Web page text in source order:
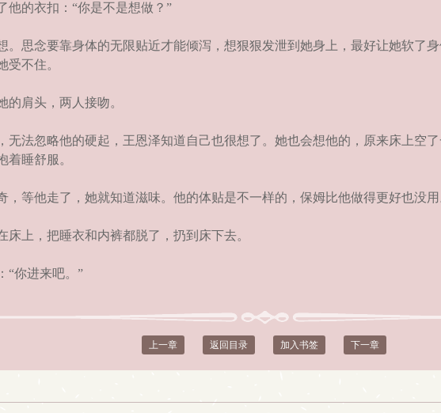
的衣扣：“你是不是想做？”
思念要靠身体的无限贴近才能倾泻，想狠狠发泄到她身上，最好让她软了
受不住。
肩头，两人接吻。
法忽略他的硬起，王恩泽知道自己也很想了。她也会想他的，原来床上空
着睡舒服。
等他走了，她就知道滋味。他的体贴是不一样的，保姆比他做得更好也没
上，把睡衣和内裤都脱了，扔到床下去。
“你进来吧。”
上一章 返回目录 加入书签 下一章